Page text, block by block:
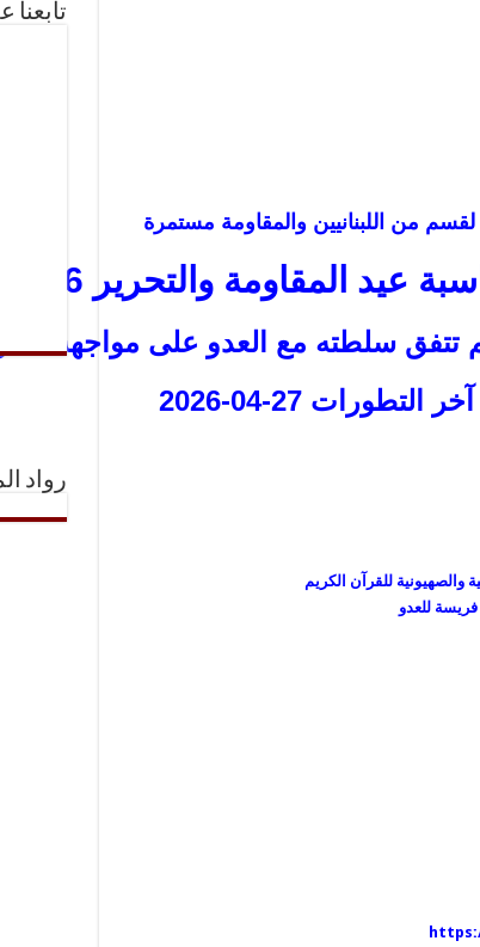
من اللبنانيين والمقاومة مستمرة
المقاومة والتحرير 24/5/2026
سلطته مع العدو على مواجهة
27-04-2026
والصهيونية للقرآن الكريم
فريسة للعدو
رواد